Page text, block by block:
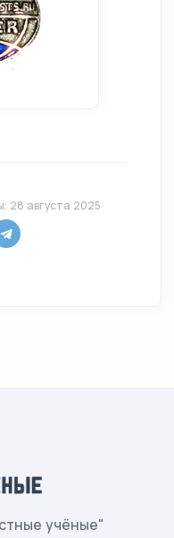
28 августа 2025
учёные"